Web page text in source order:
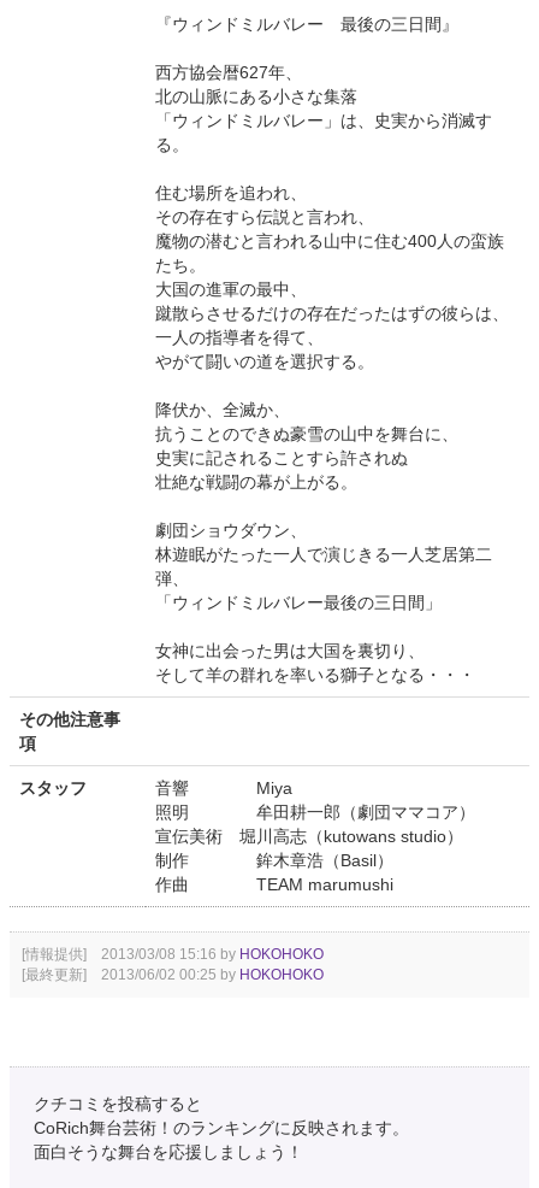
『ウィンドミルバレー 最後の三日間』
西方協会暦627年、
北の山脈にある小さな集落
「ウィンドミルバレー」は、史実から消滅す
る。
住む場所を追われ、
その存在すら伝説と言われ、
魔物の潜むと言われる山中に住む400人の蛮族
たち。
大国の進軍の最中、
蹴散らさせるだけの存在だったはずの彼らは、
一人の指導者を得て、
やがて闘いの道を選択する。
降伏か、全滅か、
抗うことのできぬ豪雪の山中を舞台に、
史実に記されることすら許されぬ
壮絶な戦闘の幕が上がる。
劇団ショウダウン、
林遊眠がたった一人で演じきる一人芝居第二
弾、
「ウィンドミルバレー最後の三日間」
女神に出会った男は大国を裏切り、
そして羊の群れを率いる獅子となる・・・
その他注意事
項
スタッフ
音響 Miya
照明 牟田耕一郎（劇団ママコア）
宣伝美術 堀川高志（kutowans studio）
制作 鉾木章浩（Basil）
作曲 TEAM marumushi
[情報提供] 2013/03/08 15:16 by HOKOHOKO
[最終更新] 2013/06/02 00:25 by HOKOHOKO
クチコミを投稿すると
CoRich舞台芸術！のランキングに反映されます。
面白そうな舞台を応援しましょう！